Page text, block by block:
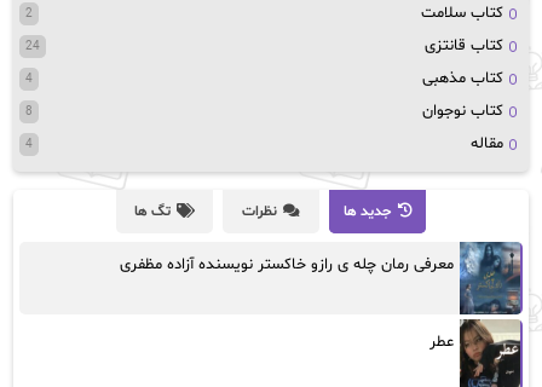
کتاب سلامت 2
کتاب قانتزی 24
کتاب مذهبی 4
کتاب نوجوان 8
مقاله 4
جدید ها نظرات تگ ها
معرفی رمان چله ی رازو خاکستر نویسنده آزاده مظفری
عطر